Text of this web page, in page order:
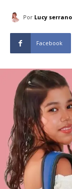
Por Lucy serrano
Facebook